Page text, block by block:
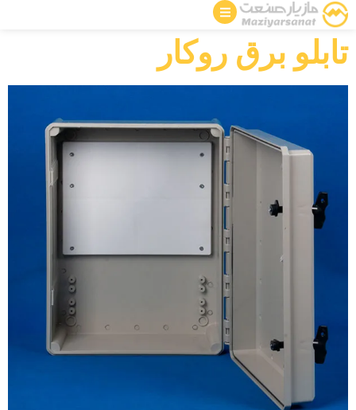
تابلو برق روکار